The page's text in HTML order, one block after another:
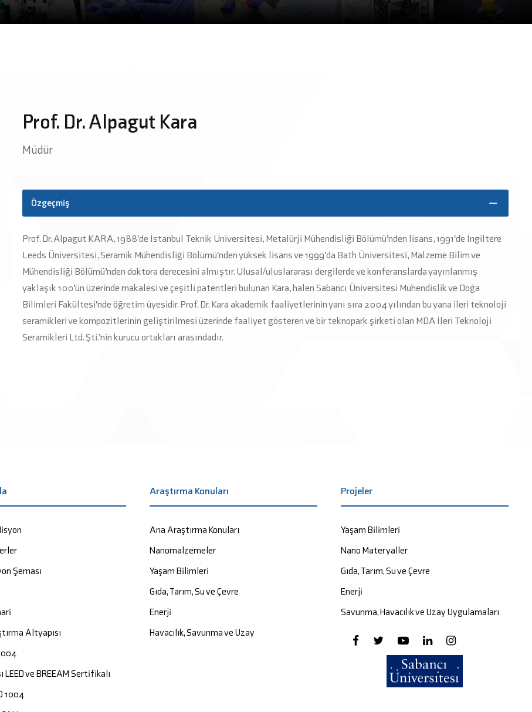
Prof. Dr. Alpagut Kara
Müdür
Özgeçmiş
Prof. Dr. Alpagut KARA, 1988'de İstanbul Teknik Üniversitesi, Metalürji Mühendisliği Bölümü’nden lisans, 1991'de İngiltere
Leeds Üniversitesi, Seramik Mühendisliği Bölümü'nden yüksek lisans ve 1999'da Bath Üniversitesi, Malzeme Bilim ve
Mühendisliği Bölümü’nden doktora derecesini almıştır. Ulusal/uluslararası dergilerde ve konferanslarda yayınlanmış
yaklaşık 100’ün üzerinde makalesi ve çeşitli patentleri bulunan Kara, halen Sabancı Üniversitesi Mühendislik ve Doğa
Bilimleri Fakültesi'nde öğretim üyesidir. Prof. Dr. Kara akademik faaliyetlerinin yanı sıra 2004 yılından bu yana ileri teknoloji
seramikleri ve kompozitlerinin geliştirilmesi üzerinde faaliyet gösteren ve bir teknopark şirketi olan MDA İleri Teknoloji
Seramikleri Ltd. Şti.’nin kurucu ortakları arasındadır.
Şeması
Altyapısı
LEED ve BREEAM Sertifikalı
1004
Araştırma Konuları
Ana Araştırma Konuları
Nanomalzemeler
Yaşam Bilimleri
Gıda, Tarım, Su ve Çevre
Enerji
Havacılık, Savunma ve Uzay
Projeler
Yaşam Bilimleri
Nano Materyaller
Gıda, Tarım, Su ve Çevre
Enerji
Savunma, Havacılık ve Uzay Uygulamaları